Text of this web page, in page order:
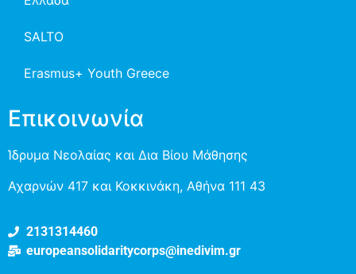
SALTO
Erasmus+ Youth Greece
Επικοινωνία
Ίδρυμα Νεολαίας και Δια Βίου Μάθησης
Αχαρνών 417 και Κοκκινάκη, Αθήνα 111 43
2131314460
europeansolidaritycorps@inedivim.gr